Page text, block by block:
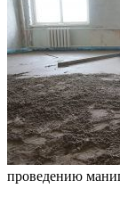
проведению